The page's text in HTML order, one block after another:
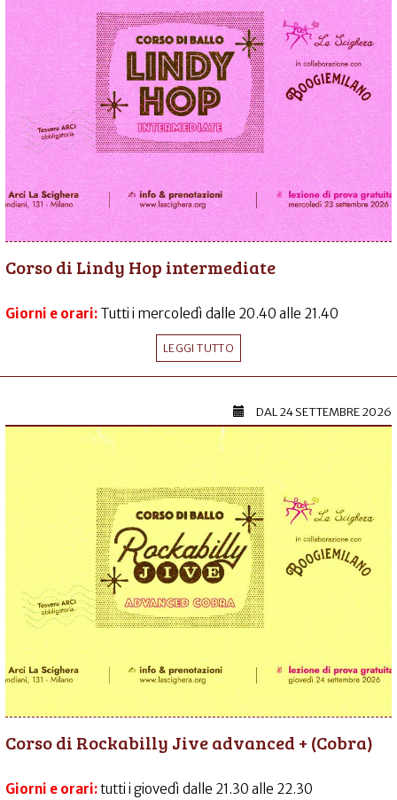
Corso di Lindy Hop intermediate
Giorni e orari: Tutti i mercoledì dalle 20.40 alle 21.40
LEGGI TUTTO
DAL24 SETTEMBRE 2026
Corso di Rockabilly Jive advanced + (Cobra)
Giorni e orari:tutti i giovedì dalle 21.30 alle 22.30